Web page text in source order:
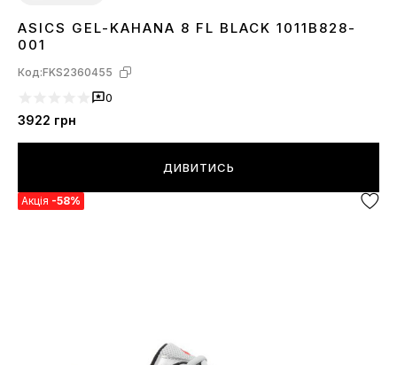
36 373839404142434445
ASICS GEL-KAHANA 8 FL BLACK 1011B828-
001
Код:FKS2360455
0
3922 грн
ДИВИТИСЬ
Акція -58%